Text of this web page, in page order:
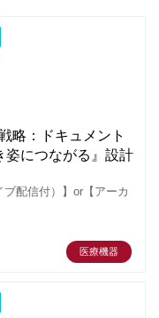
略：ドキュメント
姿につながる』設計
配信付）】or【アーカ
医療機器